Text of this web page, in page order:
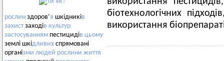
рослин здоров’я шкідників
захистзаходів культур
застосуванням пестицидів цьому
землі шкідливих спрямовані
організми людей рослини життя
біотехнологічних
використання